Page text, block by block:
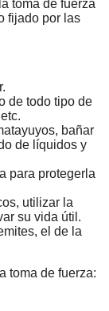
toma de fuerza
fijado por las
de todo tipo de
bañar
de líquidos y
para protegerla
utilizar la
su vida útil.
el de la
toma de fuerza: